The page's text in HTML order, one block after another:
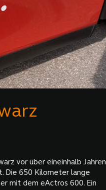
vor über eineinhalb Jahren
Die 650 Kilometer lange
mit dem eActros 600. Ein